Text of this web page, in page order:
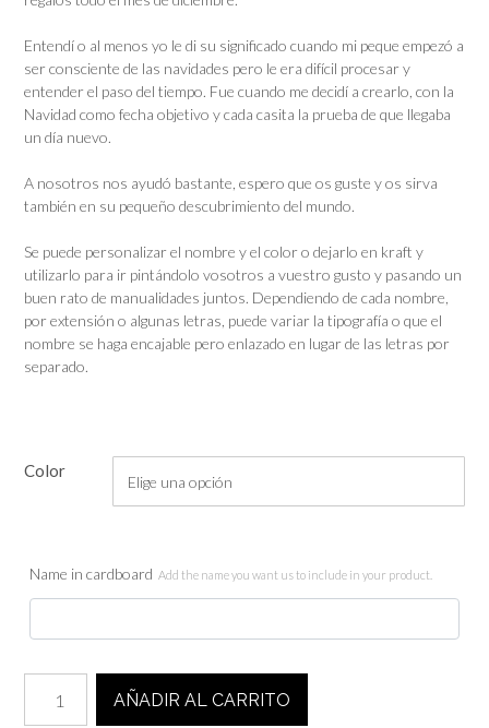
41,70€
hasta
Entendí o al menos yo le di su significado cuando mi peque empezó a
ser consciente de las navidades pero le era difícil procesar y
entender el paso del tiempo. Fue cuando me decidí a crearlo, con la
Navidad como fecha objetivo y cada casita la prueba de que llegaba
un día nuevo.
A nosotros nos ayudó bastante, espero que os guste y os sirva
también en su pequeño descubrimiento del mundo.
Se puede personalizar el nombre y el color o dejarlo en kraft y
utilizarlo para ir pintándolo vosotros a vuestro gusto y pasando un
buen rato de manualidades juntos. Dependiendo de cada nombre,
por extensión o algunas letras, puede variar la tipografía o que el
nombre se haga encajable pero enlazado en lugar de las letras por
separado.
Color
Name in cardboard Add the name you want us to include in your product.
AÑADIR AL CARRITO